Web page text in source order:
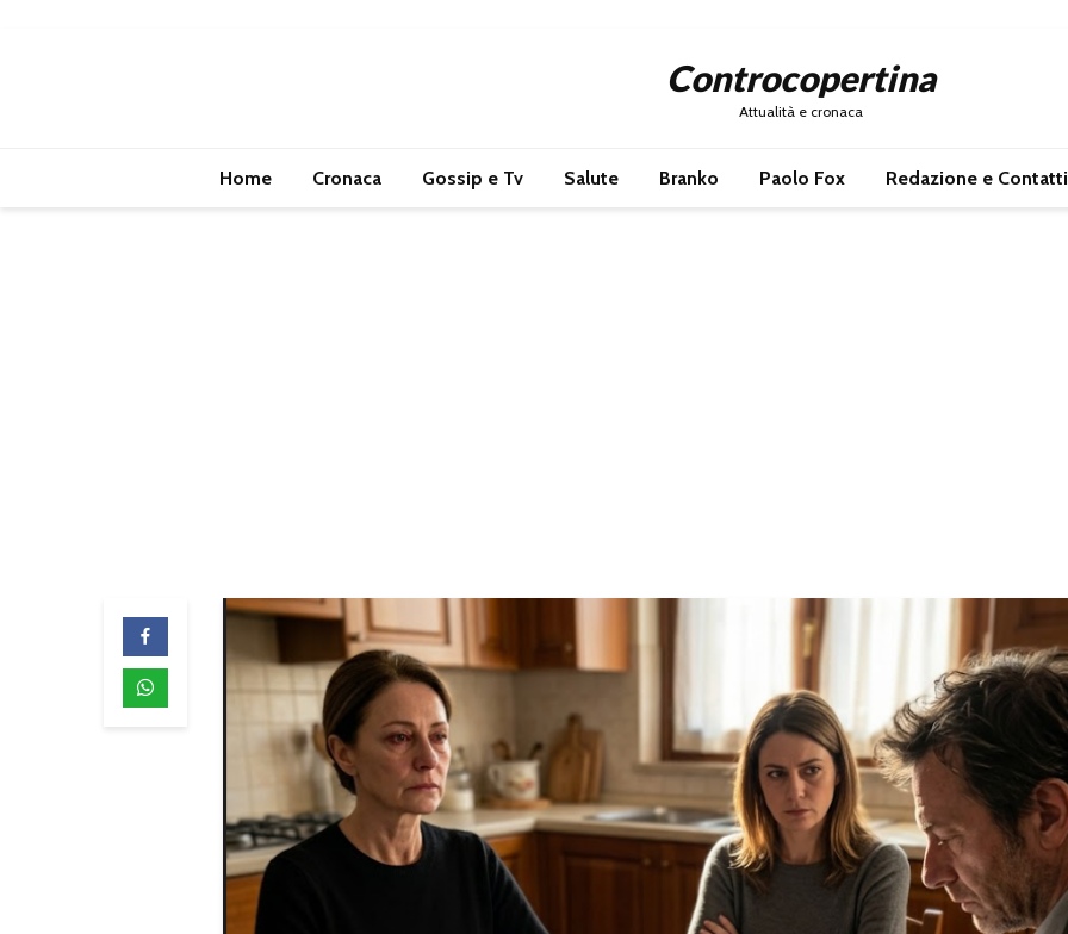
Controcopertina
Attualità e cronaca
Home Cronaca Gossip e Tv Salute Branko Paolo Fox Redazione e Contatti